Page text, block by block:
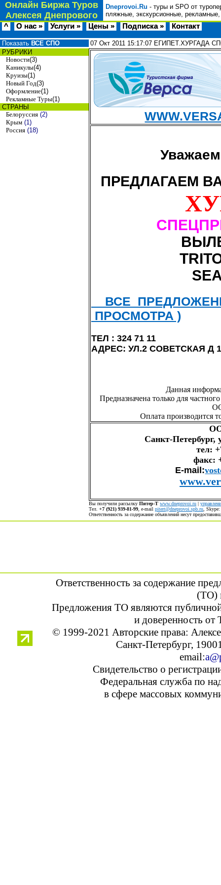
Онлайн Биржа Туров
Алексея Днепрового
Dneprovoi.Ru - туры и SPO от
пляжные, экскурсионные,
^ О нас » Услуги » Цены » Подписка » Контакт
Показать ВСЕ СПО
РУБРИКИ
Новости(3)
Каникулы(4)
Круизы(1)
Новый Год(3)
Оформление(1)
Рекламные Туры(1)
СТРАНЫ
Белоруссия (2)
Крым (1)
Россия (18)
07 Окт 2011 15:17:07 ЕГИПЕТ.ХУРГАДА
ПРЕДЛАГАЕМ
ВСЕ
ПРОСМОТРА )
ТЕЛ : 324 71 11
АДРЕС: УЛ.2 СОВЕТСКАЯ Д
Данная
Предназначена только для
Оплата производится
Санкт-Петербург,
тел:
факс:
E-mail:
Вы получили рассылку Питер-Т www.dneprovoi.ru |
Тел. +7 (921) 939-81-99 , е-mail pitert@dneprovoi.spb.ru , Skype:
Ответственность за содержание объявлений несут
Ответственность за содержание
(ТО)
Предложения ТО являются
и доверенность от
© 1999-2021 Авторские права:
Санкт-Петербург,
email:
Свидетельство о
Федеральная служба по
в сфере массовых